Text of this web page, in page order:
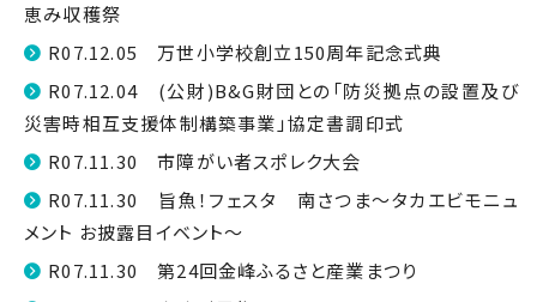
恵み収穫祭
R07.12.05 万世小学校創立150周年記念式典
R07.12.04 (公財)B&G財団との「防災拠点の設置及び
災害時相互支援体制構築事業」協定書調印式
R07.11.30 市障がい者スポレク大会
R07.11.30 旨魚！フェスタ 南さつま～タカエビモニュ
メント お披露目イベント～
R07.11.30 第24回金峰ふるさと産業まつり